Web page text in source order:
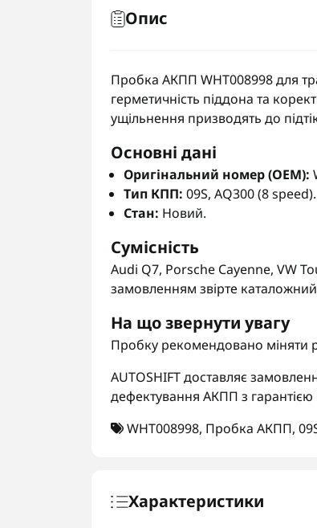
Опис
Пробка АКПП WHT008998 для
герметичність піддона та
ущільнення призводять до
Основні дані
Оригінальний номер (OEM):
Тип КПП: 09S, AQ300 (8 speed).
Стан: Новий.
Сумісність
Audi Q7, Porsche Cayenne, VW
замовленням звірте
На що звернути увагу
Пробку рекомендовано міняти
AUTOSHIFT доставляє
дефектування АКПП з
WHT008998, Пробка АКПП,
Характеристики